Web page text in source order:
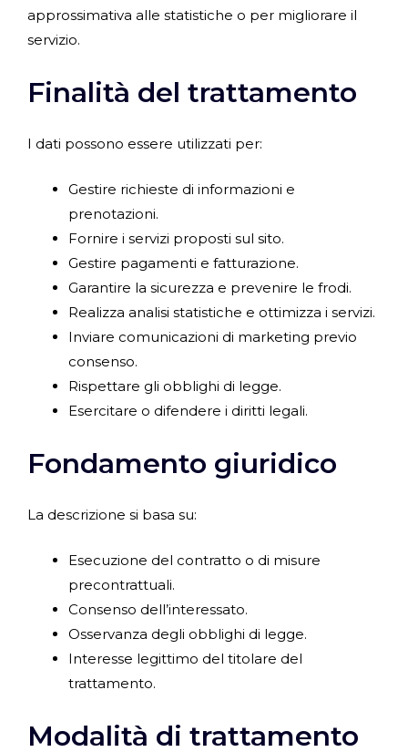
approssimativa alle statistiche o per migliorare il
servizio.
Finalità del trattamento
I dati possono essere utilizzati per:
Gestire richieste di informazioni e
prenotazioni.
Fornire i servizi proposti sul sito.
Gestire pagamenti e fatturazione.
Garantire la sicurezza e prevenire le frodi.
Realizza analisi statistiche e ottimizza i servizi.
Inviare comunicazioni di marketing previo
consenso.
Rispettare gli obblighi di legge.
Esercitare o difendere i diritti legali.
Fondamento giuridico
La descrizione si basa su:
Esecuzione del contratto o di misure
precontrattuali.
Consenso dell’interessato.
Osservanza degli obblighi di legge.
Interesse legittimo del titolare del
trattamento.
Modalità di trattamento